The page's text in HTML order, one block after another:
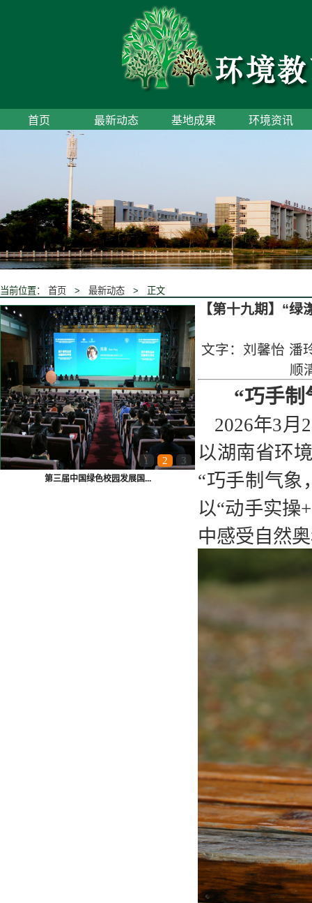
首页 最新动态 基地成果 环境资讯
当前位置： 首页 > 最新动态 > 正文
1 2 3
“宣传贯彻十九大精神，环...
【第十九期】“
文字：刘馨怡
顺
“巧手制
2026年3月
以湖南省环
“巧手制气象
以“动手实操
中感受自然